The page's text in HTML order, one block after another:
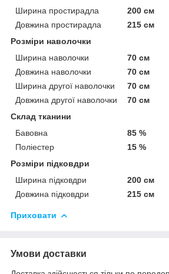
Ширина простирадла
200 см
Довжина простирадла
215 см
Розміри наволочки
Ширина наволочки
70 см
Довжина наволочки
70 см
Ширина другої наволочки
70 см
Довжина другої наволочки
70 см
Склад тканини
Бавовна
85 %
Поліестер
15 %
Розміри підковдри
Ширина підковдри
200 см
Довжина підковдри
215 см
Приховати
Умови доставки